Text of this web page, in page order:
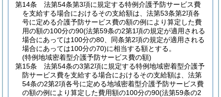
第14条
法第54条第3項に規定する特例介護予防サービス費
を支給する場合におけるその支給額は、法第53条第2項各
号に定める介護予防サービス費の額の例により算定した費
用の額の100分の90(法第59条の2第1項の規定が適用される
場合にあっては100分の80、同条第2項の規定が適用される
場合にあっては100分の70)に相当する額とする。
(特例地域密着型介護予防サービス費の額)
第15条
法第54条の3第2項に規定する特例地域密着型介護予
防サービス費を支給する場合におけるその支給額は、法第
54条の2第2項各号に定める地域密着型介護予防サービス費
の額の例により算定した費用額の100分の90(法第59条の2